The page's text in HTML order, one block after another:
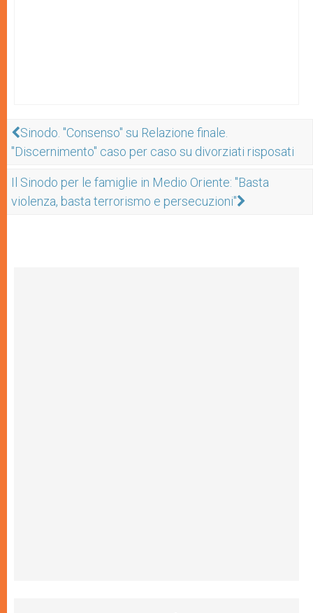
Sinodo. "Consenso" su Relazione finale.
"Discernimento" caso per caso su divorziati risposati
Il Sinodo per le famiglie in Medio Oriente: "Basta
violenza, basta terrorismo e persecuzioni"